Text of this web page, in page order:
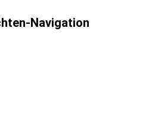
Navigation